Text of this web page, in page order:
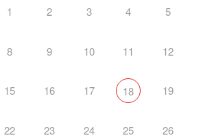
1 2 3 4 5
8 9 10 11 12
15 16 17 18 19
22 23 24 25 26